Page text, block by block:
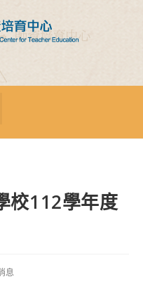
校112學年度
息